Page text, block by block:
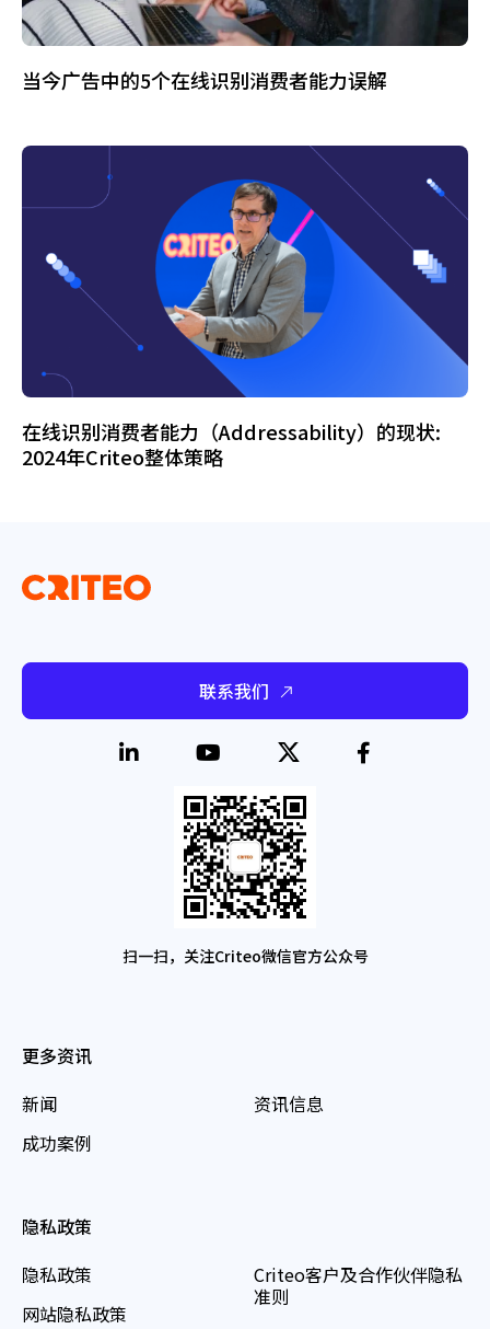
当今广告中的5个在线识别消费者能力误解
在线识别消费者能力（Addressability）的现状:
2024年Criteo整体策略
联系我们
扫一扫，关注Criteo微信官方公众号
更多资讯
新闻
成功案例
资讯信息
隐私政策
隐私政策
网站隐私政策
Criteo客户及合作伙伴隐私
准则